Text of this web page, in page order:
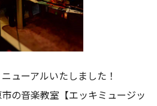
ューアルいたしました！
の音楽教室【エッキミュージッ